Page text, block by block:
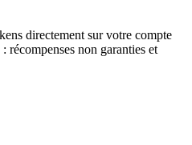
directement sur votre compte
récompenses non garanties et